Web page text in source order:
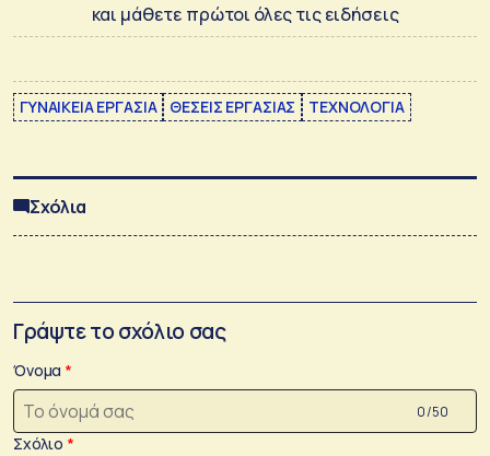
και μάθετε πρώτοι όλες τις ειδήσεις
ΓΥΝΑΙΚΕΙΑ ΕΡΓΑΣΙΑ ΘΕΣΕΙΣ ΕΡΓΑΣΙΑΣ ΤΕΧΝΟΛΟΓΙΑ
Σχόλια
Γράψτε το σχόλιο σας
Όνομα
0 /50
Σχόλιο